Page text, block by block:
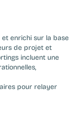
enrichi sur la base
de projet et
incluent une
pour relayer